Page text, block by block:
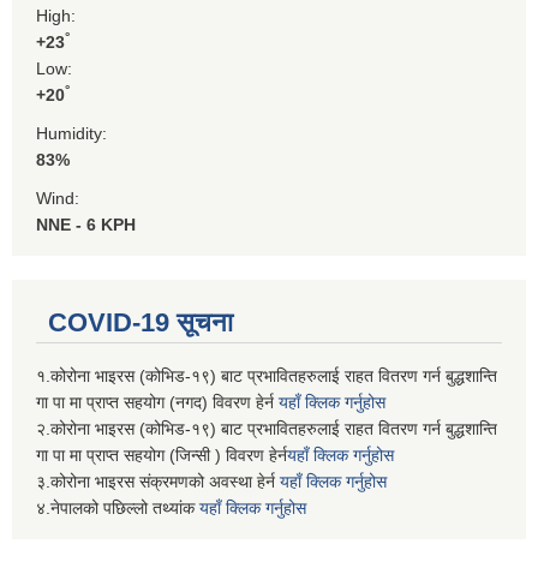
High:
+23°
Low:
+20°
Humidity:
83%
Wind:
NNE - 6 KPH
COVID-19 सूचना
१.कोरोना भाइरस (कोभिड-१९) बाट प्रभावितहरुलाई राहत वितरण गर्न बुद्धशान्ति
गा पा मा प्राप्त सहयोग (नगद) विवरण हेर्न यहाँ क्लिक गर्नुहोस
२.कोरोना भाइरस (कोभिड-१९) बाट प्रभावितहरुलाई राहत वितरण गर्न बुद्धशान्ति
गा पा मा प्राप्त सहयोग (जिन्सी ) विवरण हेर्नयहाँ क्लिक गर्नुहोस
३.कोरोना भाइरस संक्रमणको अवस्था हेर्न यहाँ क्लिक गर्नुहोस
४.नेपालको पछिल्लो तथ्यांकयहाँ क्लिक गर्नुहोस